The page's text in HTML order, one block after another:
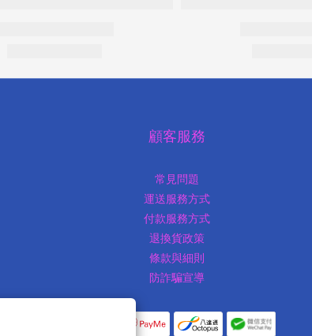
顧客服務
常見問題
運送服務方式
付款服務方式
退換貨政策
條款與細則
防詐騙宣導